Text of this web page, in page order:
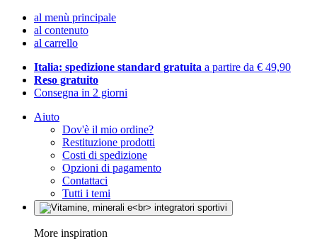
al menù principale
al contenuto
al carrello
Italia: spedizione standard gratuita a partire da € 49,90
Reso gratuito
Consegna in 2 giorni
Aiuto
Dov'è il mio ordine?
Restituzione prodotti
Costi di spedizione
Opzioni di pagamento
Contattaci
Tutti i temi
More inspiration